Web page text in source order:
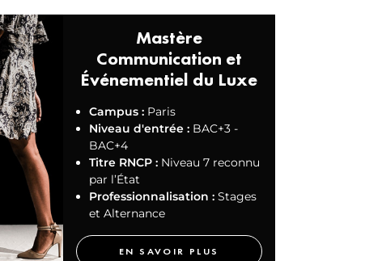
Mastère
Communication et
Événementiel du Luxe
Campus :Paris
Niveau d'entrée :BAC+3 -
BAC+4
Titre RNCP :Niveau 7 reconnu
par l’État
Professionnalisation :Stages
et Alternance
EN SAVOIR PLUS